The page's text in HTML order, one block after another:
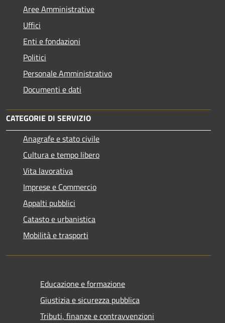
Aree Amministrative
Uffici
Enti e fondazioni
Politici
Personale Amministrativo
Documenti e dati
CATEGORIE DI SERVIZIO
Anagrafe e stato civile
Cultura e tempo libero
Vita lavorativa
Imprese e Commercio
Appalti pubblici
Catasto e urbanistica
Mobilità e trasporti
Educazione e formazione
Giustizia e sicurezza pubblica
Tributi, finanze e contravvenzioni